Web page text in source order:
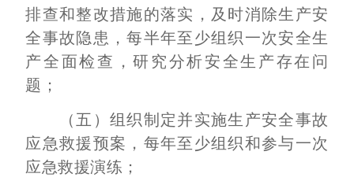
排查和整改措施的落实，及时消除生产安
全事故隐患，每半年至少组织一次安全生
产全面检查，研究分析安全生产存在问
题；
（五）组织制定并实施生产安全事故
应急救援预案，每年至少组织和参与一次
应急救援演练；